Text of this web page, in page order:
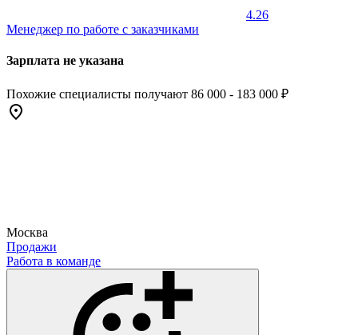
4.26
Менеджер по работе с заказчиками
Зарплата не указана
Похожие специалисты получают 86 000 - 183 000 ₽
Москва
Продажи
Работа в команде